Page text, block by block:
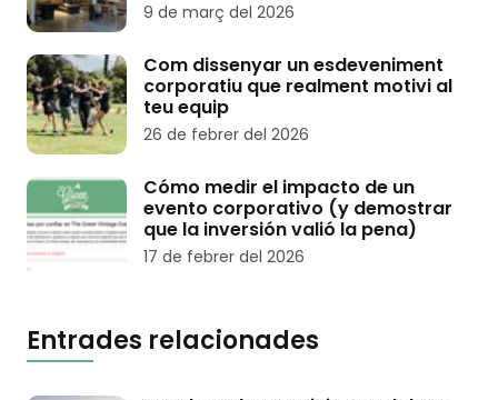
9 de març del 2026
Com dissenyar un esdeveniment
corporatiu que realment motivi al
teu equip
26 de febrer del 2026
Cómo medir el impacto de un
evento corporativo (y demostrar
que la inversión valió la pena)
17 de febrer del 2026
Entrades relacionades